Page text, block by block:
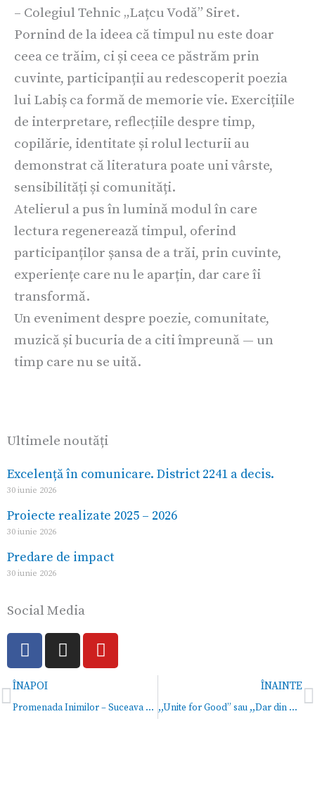
– Colegiul Tehnic „Lațcu Vodă” Siret.
Pornind de la ideea că timpul nu este doar
ceea ce trăim, ci și ceea ce păstrăm prin
cuvinte, participanții au redescoperit poezia
lui Labiș ca formă de memorie vie. Exercițiile
de interpretare, reflecțiile despre timp,
copilărie, identitate și rolul lecturii au
demonstrat că literatura poate uni vârste,
sensibilități și comunități.
Atelierul a pus în lumină modul în care
lectura regenerează timpul, oferind
participanților șansa de a trăi, prin cuvinte,
experiențe care nu le aparțin, dar care îi
transformă.
Un eveniment despre poezie, comunitate,
muzică și bucuria de a citi împreună — un
timp care nu se uită.
Ultimele noutăți
Excelență în comunicare. District 2241 a decis.
30 iunie 2026
Proiecte realizate 2025 – 2026
30 iunie 2026
Predare de impact
30 iunie 2026
Social Media
F
a
c
e
b
I
n
a
Y
o
u
Prev
ÎNAPOI
Promenada Inimilor – Suceava 2025
ÎNAINTE
,,Unite for Good” sau ,,Dar din dar se face rai”